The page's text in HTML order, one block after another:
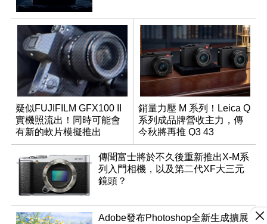
疑似FUJIFILM GFX100 II
實機照流出！同時可能會
有新的軟片模擬推出
銷量力壓 M 系列！Leica Q
系列成品牌營收主力，傳
今秋將再推 Q3 43
Monochrom
傳聞富士將於不久後重新推出X-M系
列入門相機，以及第二代XF大三元
鏡頭？
Adobe發布Photoshop全新生成擴展